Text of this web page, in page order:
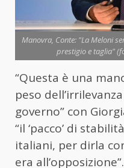
Manovra, Conte: "La Meloni
prestigio e taglia"
“Questa è una
peso
governo” con
“il ‘pacco’ di
italiani, per dirla
era